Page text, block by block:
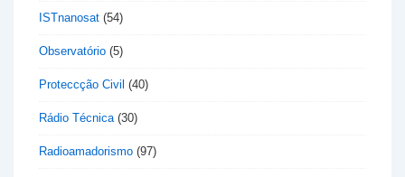
ISTnanosat (54)
Observatório (5)
Proteccção Civil (40)
Rádio Técnica(30)
Radioamadorismo (97)